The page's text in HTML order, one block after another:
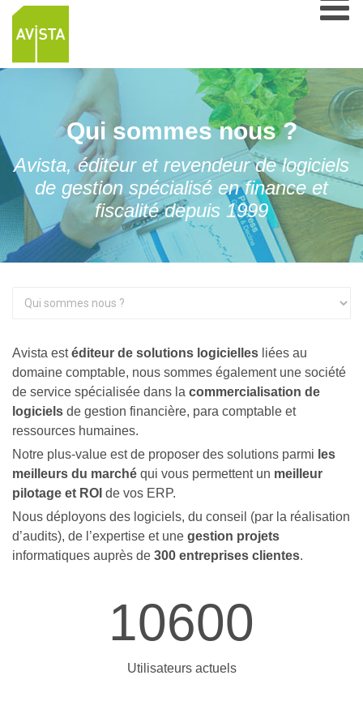
Qui sommes nous ?
Avista, éditeur et revendeur de logiciels
de gestion spécialisé en finance et
fiscalité depuis 1999
Avista estéditeur de solutions logicielles liées au
domaine comptable, nous sommes également une société
de service spécialisée dans la commercialisation de
logiciels de gestion financière, para comptable et
ressources humaines.
Notre plus-value est de proposer des solutions parmi les
meilleurs du marché qui vous permettent un meilleur
pilotage et ROI de vos ERP.
Nous déployons des logiciels, du conseil (par la réalisation
d’audits), de l’expertise et une gestion projets
informatiques auprès de 300 entreprises clientes.
10600
Utilisateurs actuels